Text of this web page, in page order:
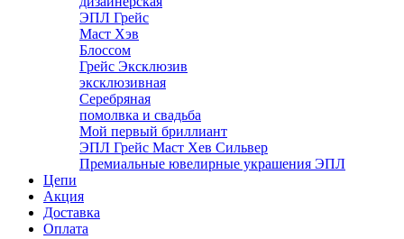
ЭПЛ Грейс
Маст Хэв
Блоссом
Грейс Эксклюзив
эксклюзивная
Серебряная
помолвка и свадьба
Мой первый бриллиант
ЭПЛ Грейс Маст Хев Сильвер
Премиальные ювелирные украшения ЭПЛ
Цепи
Акция
Доставка
Оплата